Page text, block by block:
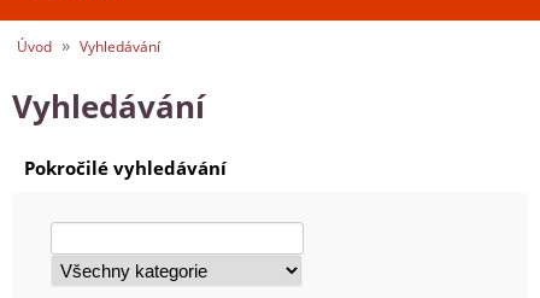
Úvod » Vyhledávání
Vyhledávání
Pokročilé vyhledávání
Pokročilé
vyhledávání
Všechny
kategorie